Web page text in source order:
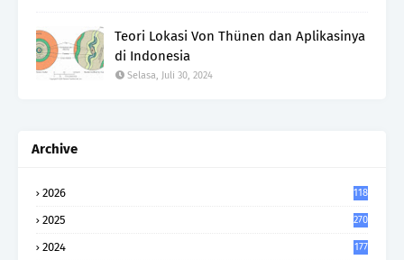
Teori Lokasi Von Thünen dan Aplikasinya
di Indonesia
Selasa, Juli 30, 2024
Archive
2026 118
2025 270
2024 177